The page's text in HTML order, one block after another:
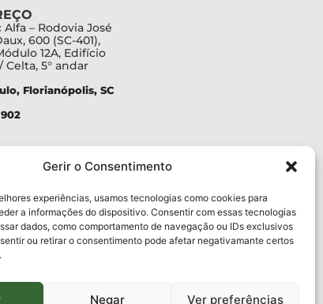
Gerir o Consentimento
experiências, usamos tecnologias como cookies para
a informações do dispositivo. Consentir com essas tecnologias
dados, como comportamento de navegação ou IDs exclusivos
ou retirar o consentimento pode afetar negativamante certos
Negar Ver preferências
Alfa – Rodovia José
600 (SC-401),
12A, Edifício
Celta, 5° andar
Florianópolis, SC